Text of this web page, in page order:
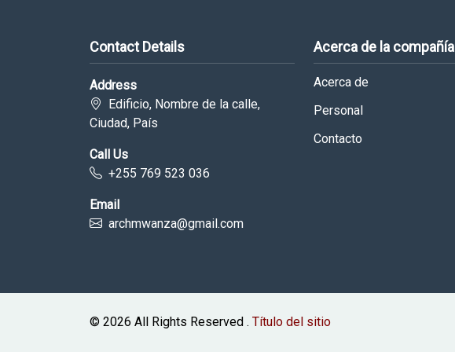
Contact Details
Address
Edificio, Nombre de la calle,
Ciudad, País
Call Us
+255 769 523 036
Email
archmwanza@gmail.com
Acerca de la compañía
Acerca de
Personal
Contacto
© 2026 All Rights Reserved . Título del sitio